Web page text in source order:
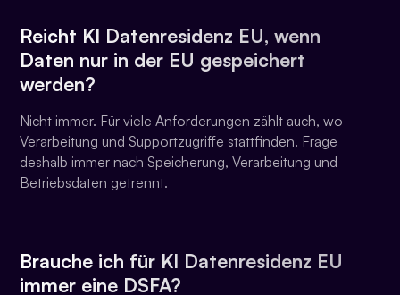
Reicht KI Datenresidenz EU, wenn
Daten nur in der EU gespeichert
werden?
Nicht immer. Für viele Anforderungen zählt auch, wo
Verarbeitung und Supportzugriffe stattfinden. Frage
deshalb immer nach Speicherung, Verarbeitung und
Betriebsdaten getrennt.
Brauche ich für KI Datenresidenz EU
immer eine DSFA?